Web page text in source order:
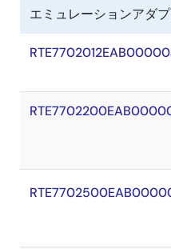
エミュレーションアダ